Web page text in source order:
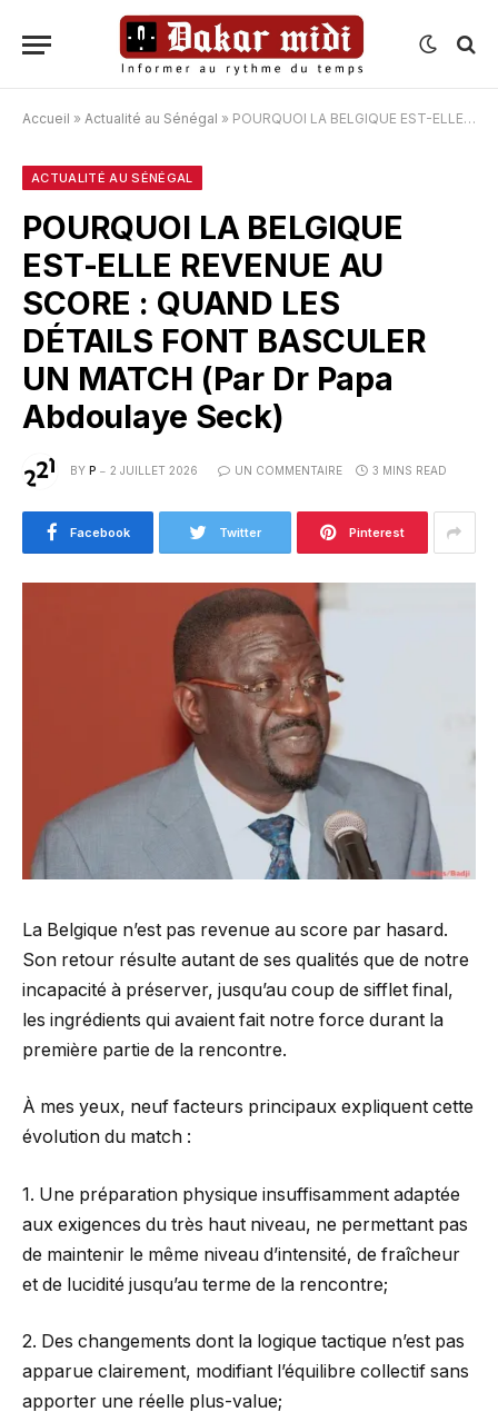
Accueil » Actualité au Sénégal » POURQUOI LA BELGIQUE EST-ELLE REVENUE AU SCORE : QUAND LES DÉTAILS FONT BASCULER UN MATCH (Par Dr Papa Abdoulaye Seck)
ACTUALITÉ AU SÉNÉGAL
POURQUOI LA BELGIQUE
EST-ELLE REVENUE AU
SCORE : QUAND LES
DÉTAILS FONT BASCULER
UN MATCH (Par Dr Papa
Abdoulaye Seck)
BY P 2 JUILLET 2026 UN COMMENTAIRE 3 MINS READ
Facebook Twitter Pinterest
La Belgique n’est pas revenue au score par hasard.
Son retour résulte autant de ses qualités que de notre
incapacité à préserver, jusqu’au coup de sifflet final,
les ingrédients qui avaient fait notre force durant la
première partie de la rencontre.
À mes yeux, neuf facteurs principaux expliquent cette
évolution du match :
1. Une préparation physique insuffisamment adaptée
aux exigences du très haut niveau, ne permettant pas
de maintenir le même niveau d’intensité, de fraîcheur
et de lucidité jusqu’au terme de la rencontre;
2. Des changements dont la logique tactique n’est pas
apparue clairement, modifiant l’équilibre collectif sans
apporter une réelle plus-value;